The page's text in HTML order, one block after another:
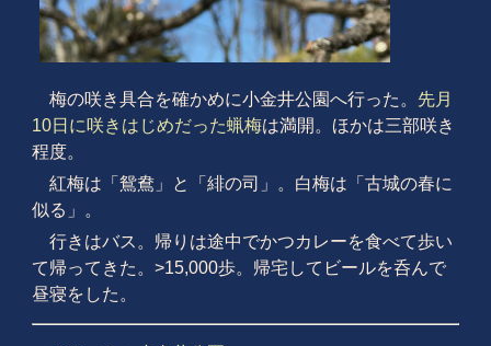
梅の咲き具合を確かめに小金井公園へ行った。 先月
10日に咲きはじめだった蝋梅は満開。ほかは三部咲き
程度。
紅梅は「鴛鴦」と「緋の司」。白梅は「古城の春に
似る」。
行きはバス。帰りは途中でかつカレーを食べて歩い
て帰ってきた。>15,000歩。帰宅してビールを呑んで
昼寝をした。